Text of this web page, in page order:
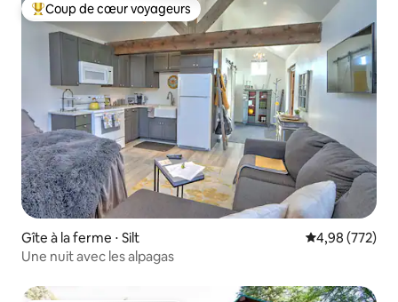
Coups de cœur voyageurs les plus appréciés
Coup de cœur voyageurs
Gîte à la ferme ⋅ Silt Évaluation
4,98 (772)
Une nuit avec les alpagas